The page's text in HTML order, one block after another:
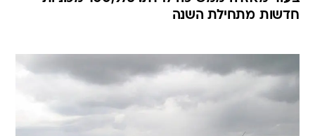
חדשות מתחילת השנה